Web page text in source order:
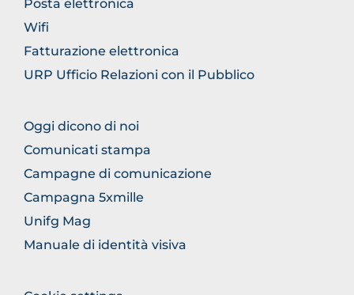
Posta elettronica
Wifi
Fatturazione elettronica
URP Ufficio Relazioni con il Pubblico
FOOTER
COMUNICAZIONE
Oggi dicono di noi
Comunicati stampa
Campagne di comunicazione
Campagna 5xmille
Unifg Mag
Manuale di identità visiva